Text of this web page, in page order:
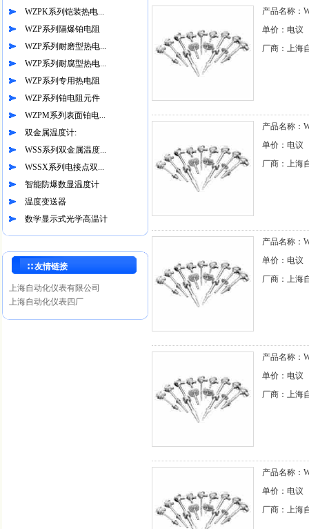
WZPK系列铠装热电...
WZP系列隔爆铂电阻
WZP系列耐磨型热电...
WZP系列耐腐型热电...
WZP系列专用热电阻
WZP系列铂电阻元件
WZPM系列表面铂电...
双金属温度计:
WSS系列双金属温度...
WSSX系列电接点双...
智能防爆数显温度计
温度变送器
数学显示式光学高温计
∷ 友情链接
上海自动化仪表有限公司
上海自动化仪表四厂
产品名称：
单价：电议
厂商：上海
产品名称：
单价：电议
厂商：上海
产品名称：
单价：电议
厂商：上海
产品名称：
单价：电议
厂商：上海
产品名称：
单价：电议
厂商：上海